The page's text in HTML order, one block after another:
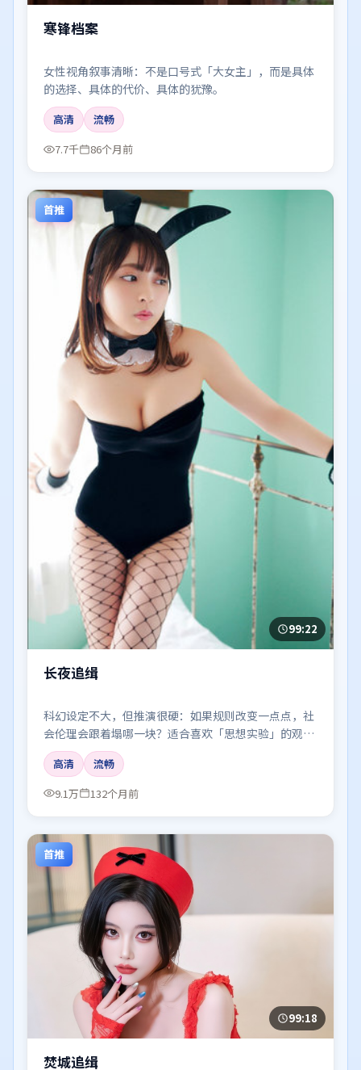
寒锋档案
女性视角叙事清晰：不是口号式「大女主」，而是具体
的选择、具体的代价、具体的犹豫。
高清
流畅
7.7千
86个月前
首推
99:22
长夜追缉
科幻设定不大，但推演很硬：如果规则改变一点点，社
会伦理会跟着塌哪一块？适合喜欢「思想实验」的观
众。
高清
流畅
9.1万
132个月前
首推
99:18
焚城追缉